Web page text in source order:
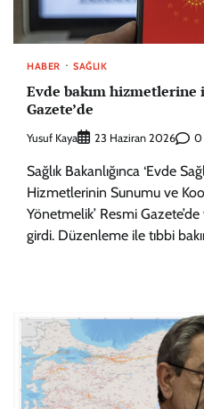
HABER SAĞLIK
Evde bakım
Gazete’de
Yusuf Kaya 23 Haziran 2026 0
Sağlık Bakanlığınca ‘Evde
Hizmetlerinin Sunumu ve
Yönetmelik’ Resmi
girdi. Düzenleme ile tıbbi